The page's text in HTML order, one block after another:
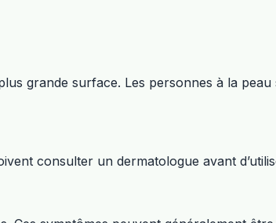
grande surface. Les personnes à la
consulter un dermatologue avant